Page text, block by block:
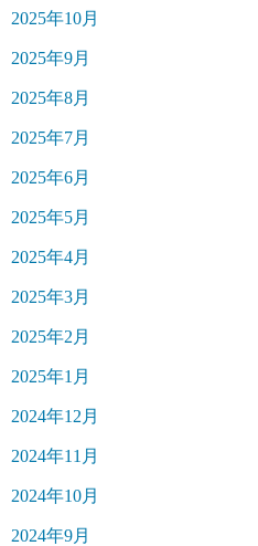
2025年10月
2025年9月
2025年8月
2025年7月
2025年6月
2025年5月
2025年4月
2025年3月
2025年2月
2025年1月
2024年12月
2024年11月
2024年10月
2024年9月